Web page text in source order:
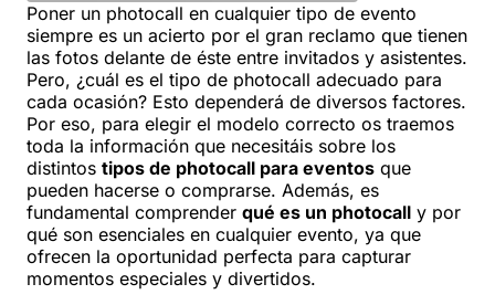
Poner un photocall en cualquier tipo de evento
siempre es un acierto por el gran reclamo que tienen
las fotos delante de éste entre invitados y asistentes.
Pero, ¿cuál es el tipo de photocall adecuado para
cada ocasión? Esto dependerá de diversos factores.
Por eso, para elegir el modelo correcto os traemos
toda la información que necesitáis sobre los
distintos tipos de photocall para eventos que
pueden hacerse o comprarse. Además, es
fundamental comprender qué es un photocall y por
qué son esenciales en cualquier evento, ya que
ofrecen la oportunidad perfecta para capturar
momentos especiales y divertidos.